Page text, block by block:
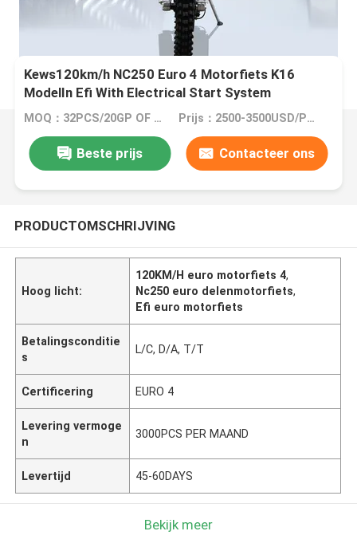
Kews120km/h NC250 Euro 4 Motorfiets K16
ModelIn Efi With Electrical Start System
MOQ：32PCS/20GP OF 105PCS/40HC Prijs：2500-3500USD/PIECE
Beste prijs Contacteer ons
PRODUCTOMSCHRIJVING
Hoog licht:
120KM/H euro motorfiets 4,
Nc250 euro delenmotorfiets,
Efi euro motorfiets
Betalingsconditie
s
L/C, D/A, T/T
Certificering EURO 4
Levering vermoge
n
3000PCS PER MAAND
Levertijd 45-60DAYS
Bekijk meer